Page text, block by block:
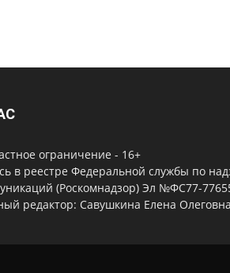
ограничение - 16+
в реестре Федеральной службы по
(Роскомнадзор) Эл №ФС77-
редактор: Савушкина Елена Олеговна